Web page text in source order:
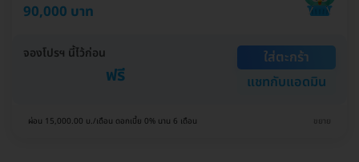
90,000 บาท
จองโปรฯ นี้ไว้ก่อน
ฟรี
ใส่ตะกร้า
แชทกับแอดมิน
ผ่อน 15,000.00 บ./เดือน ดอกเบี้ย 0% นาน 6 เดือน ขยาย